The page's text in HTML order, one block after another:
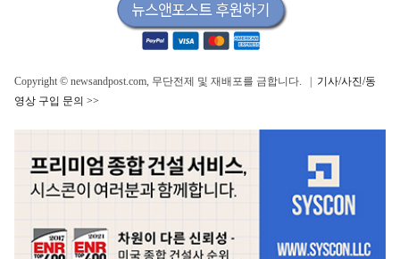
Copyright © newsandpost.com, 무단전제 및 재배포를 금합니다. | 기사/사진/동
영상 구입 문의 >>